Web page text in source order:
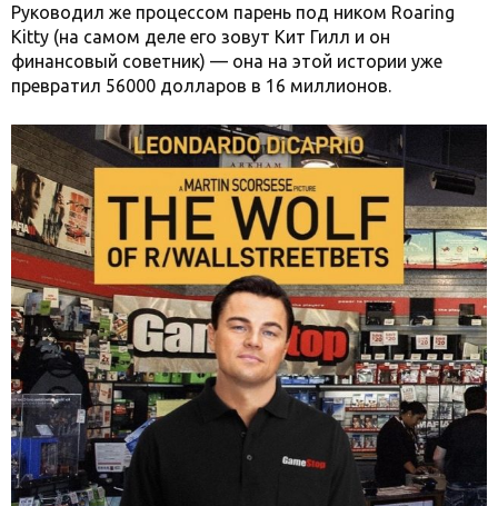
Руководил же процессом парень под ником Roaring
Kitty (на самом деле его зовут Кит Гилл и он
финансовый советник) — она на этой истории уже
превратил 56000 долларов в 16 миллионов.